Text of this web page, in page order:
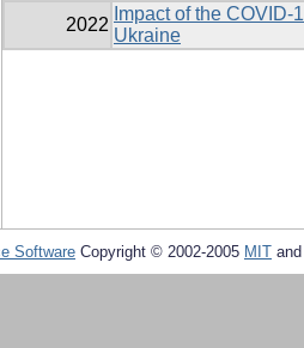
2022
Impact of the
Ukraine
Software Copyright © 2002-2005 MIT